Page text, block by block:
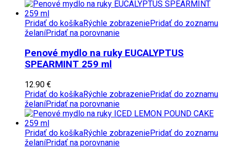
Pridať do košíkaRýchle zobrazeniePridať do zoznamu
želaníPridať na porovnanie
Penové mydlo na ruky EUCALYPTUS
SPEARMINT 259 ml
12.90 €
Pridať do košíkaRýchle zobrazeniePridať do zoznamu
želaníPridať na porovnanie
Pridať do košíkaRýchle zobrazeniePridať do zoznamu
želaníPridať na porovnanie